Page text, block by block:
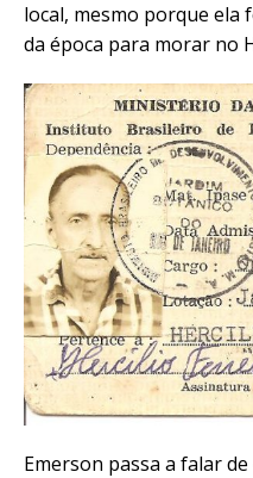
local, mesmo porque ela
da época para morar no
Emerson passa a falar